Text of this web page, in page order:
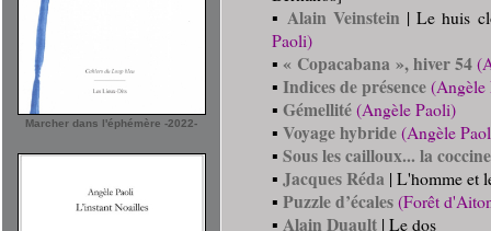
Marcher dans l'éphémère -2022-
▪Alain Veinstein | Le huis
Paoli)
▪ « Copacabana », hiver 54
▪ Indices de présence(Angèle
▪ Gémellité(Angèle Paoli)
▪ Voyage hybride(Angèle
▪ Sous les cailloux... la
▪ Jacques Réda | L'homme et
▪ Puzzle d’écales(Forêt
▪ Alain Duault | Le dos